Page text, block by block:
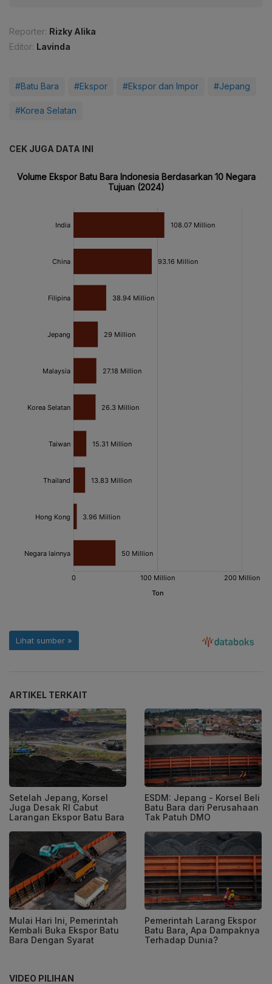
Reporter: Rizky Alika
Editor: Lavinda
#Batu Bara #Ekspor #Ekspor dan Impor #Jepang
#Korea Selatan
CEK JUGA DATA INI
ARTIKEL TERKAIT
Setelah Jepang, Korsel
Juga Desak RI Cabut
Larangan Ekspor Batu Bara
ESDM: Jepang - Korsel Beli
Batu Bara dari Perusahaan
Tak Patuh DMO
Mulai Hari Ini, Pemerintah
Kembali Buka Ekspor Batu
Bara Dengan Syarat
Pemerintah Larang Ekspor
Batu Bara, Apa Dampaknya
Terhadap Dunia?
VIDEO PILIHAN